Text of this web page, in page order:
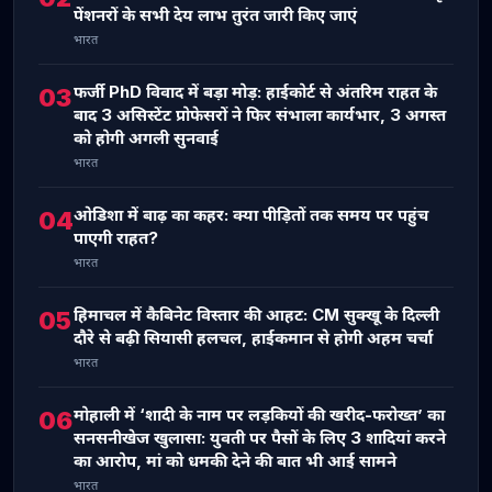
पेंशनरों के सभी देय लाभ तुरंत जारी किए जाएं
भारत
03फर्जी PhD विवाद में बड़ा मोड़: हाईकोर्ट से अंतरिम राहत के
बाद 3 असिस्टेंट प्रोफेसरों ने फिर संभाला कार्यभार, 3 अगस्त
को होगी अगली सुनवाई
भारत
04ओडिशा में बाढ़ का कहर: क्या पीड़ितों तक समय पर पहुंच
पाएगी राहत?
भारत
05हिमाचल में कैबिनेट विस्तार की आहट: CM सुक्खू के दिल्ली
दौरे से बढ़ी सियासी हलचल, हाईकमान से होगी अहम चर्चा
भारत
06मोहाली में ‘शादी के नाम पर लड़कियों की खरीद-फरोख्त’ का
सनसनीखेज खुलासा: युवती पर पैसों के लिए 3 शादियां करने
का आरोप, मां को धमकी देने की बात भी आई सामने
भारत